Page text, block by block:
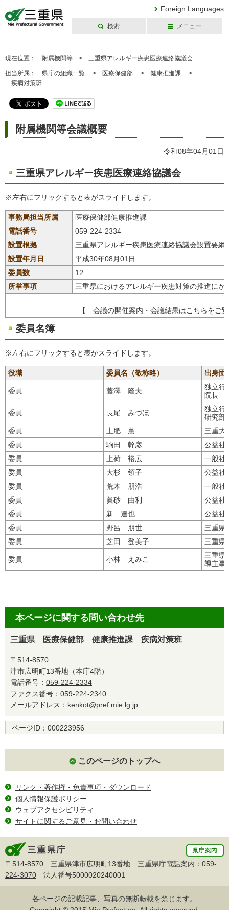
Foreign Languages
検索 メニュー
現在位置： 附属機関等 > 三重県アレルギー疾患医療連絡協議会
担当所属： 県庁の組織一覧 > 医療保健部 > 健康推進課 >
疾病対策班
附属機関等会議概要
令和08年04月01日
三重県アレルギー疾患医療連絡協議会
※左右にフリックすると表がスライドします。
事務局担当所属
医療保健部健康推進課
電話番号
059-224-2334
設置根拠
三重県アレルギー疾患医療連絡協議会設置要綱
設置年月日
平成30年08月01日
委員数
12
所掌事項
三重県におけるアレルギー疾患対策の推進にか
【 会議の開催案内・会議結果はこちらをご
委員名簿
※左右にフリックすると表がスライドします。
役職 委員名（敬称略） 出身団
委員 藤澤 隆夫
独立行
院長
委員 長尾 みづほ
独立行
研究部
委員
土肥 薫
三重大
委員
駒田 幹彦
公益社
委員
上荷 裕広
一般社
委員
大杉 領子
公益社
委員
荒木 朋浩
一般社
委員
眞砂 由利
公益社
委員
新 達也
公益社
委員
野呂 朋世
三重県
委員
芝田 登美子 三重県
委員 小林 えみこ
三重県
導主事
本ページに関する問い合わせ先
三重県 医療保健部 健康推進課 疾病対策班
〒514-8570
津市広明町13番地（本庁4階）
電話番号： 059-224-2334
ファクス番号：059-224-2340
メールアドレス： kenkot@pref.mie.lg.jp
ページID： 000223956
このページのトップへ
リンク・著作権・免責事項・ダウンロード
個人情報保護ポリシー
ウェブアクセシビリティ
サイトに関するご意見・お問い合わせ
〒514-8570 三重県津市広明町13番地 三重県庁電話案内： 059-
224-3070 法人番号5000020240001
各ページの記載記事、写真の無断転載を禁じます。
Copyright © 2015 Mie Prefecture, All rights reserved.